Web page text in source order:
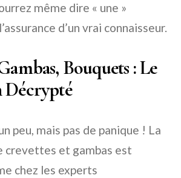
même dire « une »
d’un vrai connaisseur.
Bouquets : Le
peu, mais pas de panique ! La
crevettes et gambas est
chez les experts